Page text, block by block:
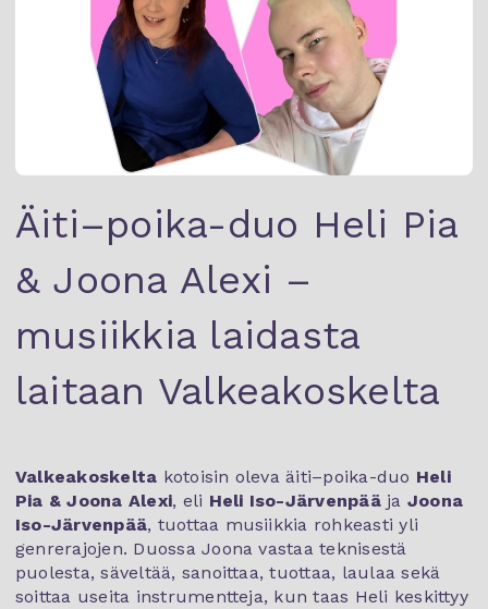
Äiti–poika-duo Heli Pia
& Joona Alexi –
musiikkia laidasta
laitaan Valkeakoskelta
Valkeakoskelta kotoisin oleva äiti–poika-duo Heli
Pia & Joona Alexi, eli Heli Iso-Järvenpääja Joona
Iso-Järvenpää, tuottaa musiikkia rohkeasti yli
genrerajojen. Duossa Joona vastaa teknisestä
puolesta, säveltää, sanoittaa, tuottaa, laulaa sekä
soittaa useita instrumentteja, kun taas Heli keskittyy